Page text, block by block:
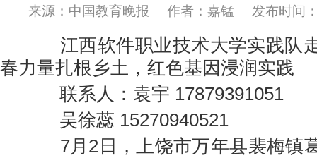
来源： 中国教育晚报 作者：嘉锰 发布时间
江西软件职业技术大学实践队
春力量扎根乡土，红色基因浸润实践
联系人：袁宇 17879391051
吴徐蕊 15270940521
7月2日，上饶市万年县裴梅镇